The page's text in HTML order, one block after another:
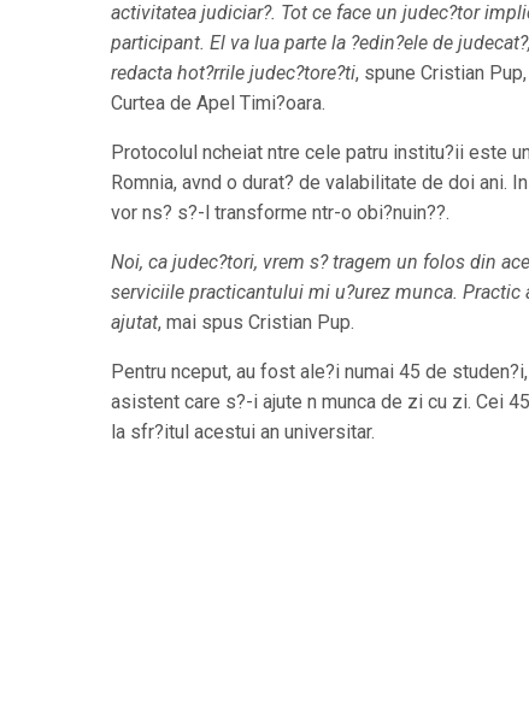
activitatea judiciar?. Tot ce face un judec?tor
participant. El va lua parte la ?edin?ele de
redacta hot?rrile judec?tore?ti, spune Cristian
Curtea de Apel Timi?oara.
Protocolul ncheiat ntre cele patru institu?ii este
Romnia, avnd o durat? de valabilitate de doi ani.
vor ns? s?-l transforme ntr-o obi?nuin??.
Noi, ca judec?tori, vrem s? tragem un folos din
serviciile practicantului mi u?urez munca.
ajutat, mai spus Cristian Pup.
Pentru nceput, au fost ale?i numai 45 de
asistent care s?-i ajute n munca de zi cu zi. Cei
la sfr?itul acestui an universitar.